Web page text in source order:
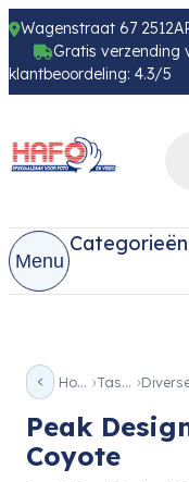
Wagenstraat 67
Gratis verzending
klantbeoordeling: 4.3/5
Menu
Categorieën
Home Tassen
Peak
Coyote